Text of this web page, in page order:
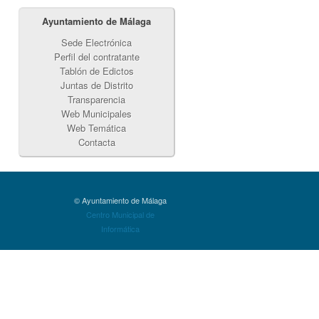
Ayuntamiento de Málaga
Sede Electrónica
Perfil del contratante
Tablón de Edictos
Juntas de Distrito
Transparencia
Web Municipales
Web Temática
Contacta
© Ayuntamiento de Málaga
Centro Municipal de
Informática